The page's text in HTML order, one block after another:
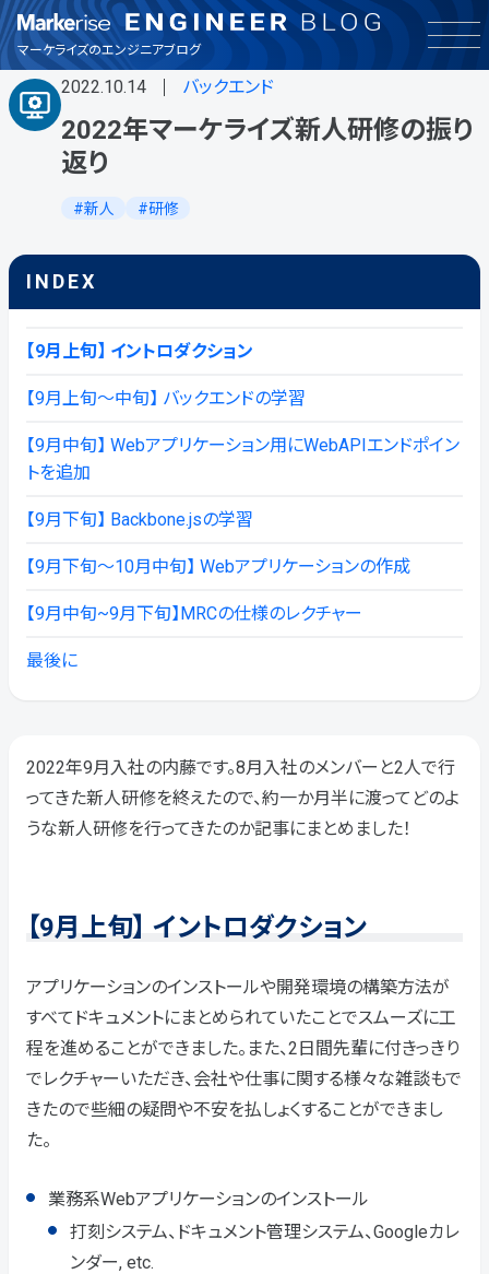
マーケライズのエンジニアブログ
インフラ
お知らせ
その他
品質保証
製品
2022.10.14 バックエンド
2022年マーケライズ新人研修の振り
返り
新人 研修
INDEX
【9月上旬】 イントロダクション
【9月上旬～中旬】 バックエンドの学習
【9月中旬】 Webアプリケーション用にWebAPIエンドポイン
トを追加
【9月下旬】 Backbone.jsの学習
【9月下旬～10月中旬】 Webアプリケーションの作成
【9月中旬~9月下旬】MRCの仕様のレクチャー
最後に
2022年9月入社の内藤です。8月入社のメンバーと2人で行
ってきた新人研修を終えたので、約一か月半に渡ってどのよ
うな新人研修を行ってきたのか記事にまとめました！
【9月上旬】 イントロダクション
アプリケーションのインストールや開発環境の構築方法が
すべてドキュメントにまとめられていたことでスムーズに工
程を進めることができました。また、2日間先輩に付きっきり
でレクチャーいただき、会社や仕事に関する様々な雑談もで
きたので些細の疑問や不安を払しょくすることができまし
た。
業務系Webアプリケーションのインストール
打刻システム、ドキュメント管理システム、Googleカレ
ンダー, etc.